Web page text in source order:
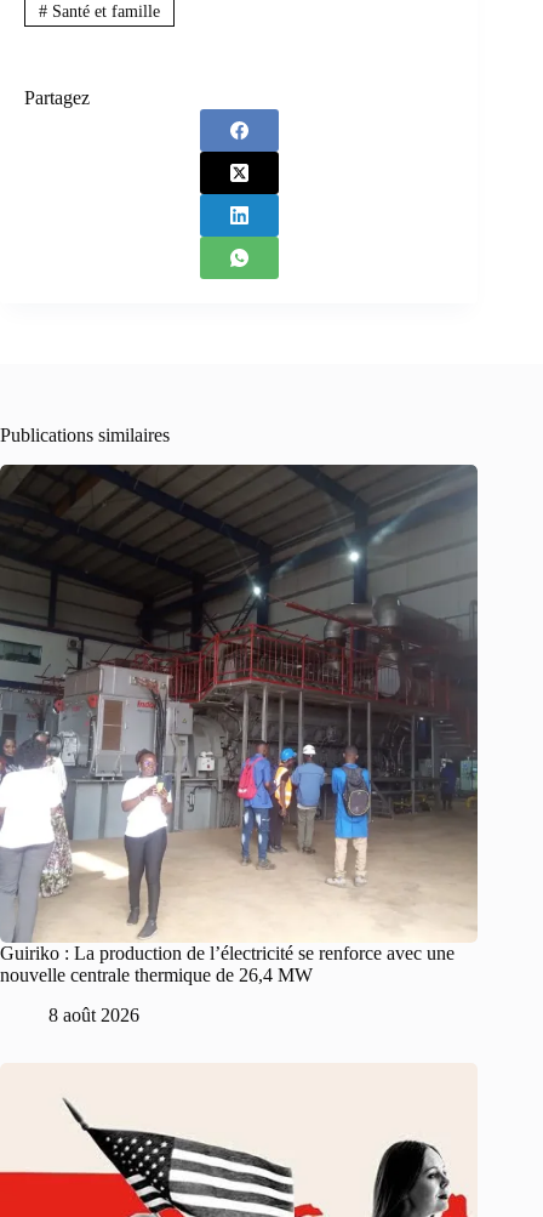
#Santé et famille
Partagez
Publications similaires
Guiriko : La production de l’électricité se renforce avec une
nouvelle centrale thermique de 26,4 MW
8 août 2026